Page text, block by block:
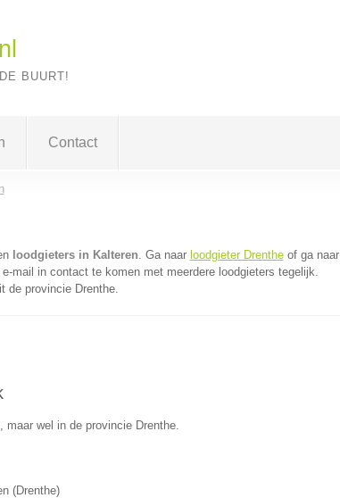
BUURT!
Contact
loodgieters in Kalteren. Ga naar loodgieter Drentheof ga naar
mail in contact te komen met meerdere loodgieters tegelijk.
de provincie Drenthe.
maar wel in de provincie Drenthe.
(Drenthe)